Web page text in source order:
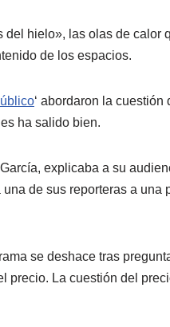
del hielo», las olas de calor
de los espacios.
‘ abordaron la
ha salido bien.
explicaba a su
de sus reporteras a una
se deshace tras
precio. La cuestión del